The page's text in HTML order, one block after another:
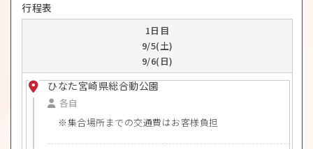
行程表
1日目
9/5(土)
9/6(日)
ひなた宮崎県総合動公園
各自
集合場所までの交通費はお客様負担